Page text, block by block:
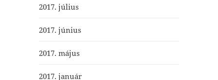
2017. július
2017. június
2017. május
2017. január